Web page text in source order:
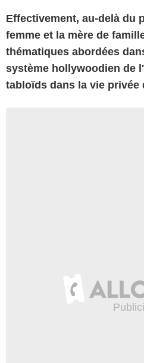
Effectivement, au-delà du
femme et la mère de
thématiques abordées
système hollywoodien de
tabloïds dans la vie privée